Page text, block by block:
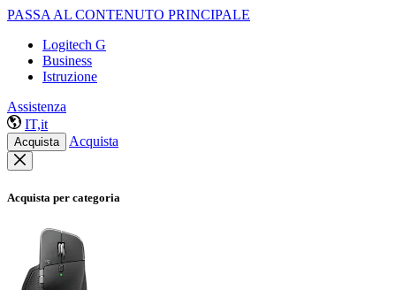
PASSA AL CONTENUTO PRINCIPALE
Logitech G
Business
Istruzione
Assistenza
IT,it
Acquista Acquista
Acquista per categoria